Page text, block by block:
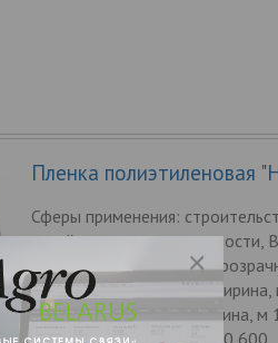
Пленка полиэтиленовая
Сферы применения:
хозяйстве и промышленности,
Полотно, Цвет пленки
Варианты исполнения: Ширина,
Толщина, мкм 150 80 Длина, м
кг 40 40 Площадь, м2 300 600